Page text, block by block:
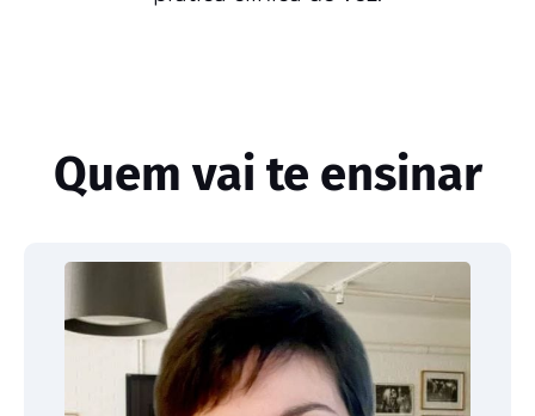
Quem vai te ensinar